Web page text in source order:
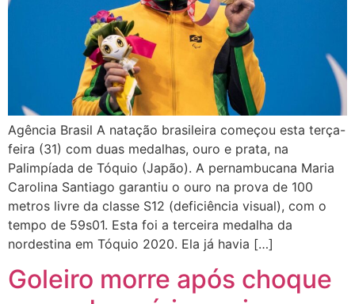
Agência Brasil A natação brasileira começou esta terça-
feira (31) com duas medalhas, ouro e prata, na
Palimpíada de Tóquio (Japão). A pernambucana Maria
Carolina Santiago garantiu o ouro na prova de 100
metros livre da classe S12 (deficiência visual), com o
tempo de 59s01. Esta foi a terceira medalha da
nordestina em Tóquio 2020. Ela já havia […]
Goleiro morre após choque